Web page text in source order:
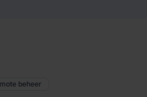
beheer